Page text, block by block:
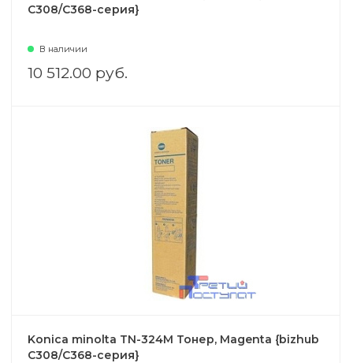
C308/C368-серия}
В наличии
10 512.00 руб.
Konica minolta TN-324M Тонер, Magenta {bizhub
C308/C368-серия}